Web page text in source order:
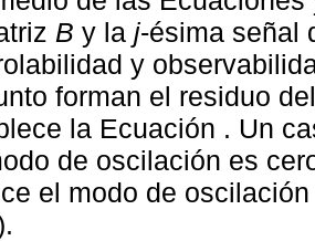
B y la j-ésima señal
y
forman el residuo
la Ecuación . Un
de oscilación es
el modo de